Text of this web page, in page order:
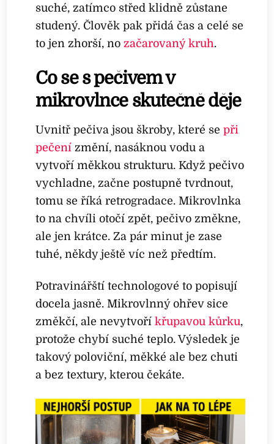
suché, zatímco střed klidně zůstane
studený. Člověk pak přidá čas a celé se
to jen zhorší, nozačarovaný kruh.
Co se s pečivem v
mikrovlnce skutečně děje
Uvnitř pečiva jsou škroby, které sepři
pečení změní, nasáknou vodu a
vytvoří měkkou strukturu. Když pečivo
vychladne, začne postupně tvrdnout,
tomu se říká retrogradace. Mikrovlnka
to na chvíli otočí zpět, pečivo změkne,
ale jen krátce. Za pár minut je zase
tuhé, někdy ještě víc než předtím.
Potravinářští technologové to popisují
docela jasně. Mikrovlnný ohřev sice
změkčí, ale nevytvoříkřupavou kůrku,
protože chybí suché teplo. Výsledek je
takový poloviční, měkké ale bez chuti
a bez textury, kterou čekáte.